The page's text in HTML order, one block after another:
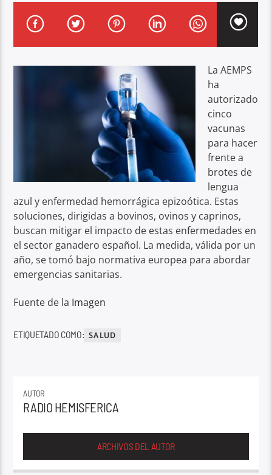
La AEMPS
ha
autorizado
cinco
vacunas
para hacer
frente a
brotes de
lengua
azul y enfermedad hemorrágica epizoótica. Estas
soluciones, dirigidas a bovinos, ovinos y caprinos,
buscan mitigar el impacto de estas enfermedades en
el sector ganadero español. La medida, válida por un
año, se tomó bajo normativa europea para abordar
emergencias sanitarias.
Fuente de la Imagen
ETIQUETADO COMO: SALUD
AUTOR
RADIO HEMISFERICA
ARCHIVOS DEL AUTOR